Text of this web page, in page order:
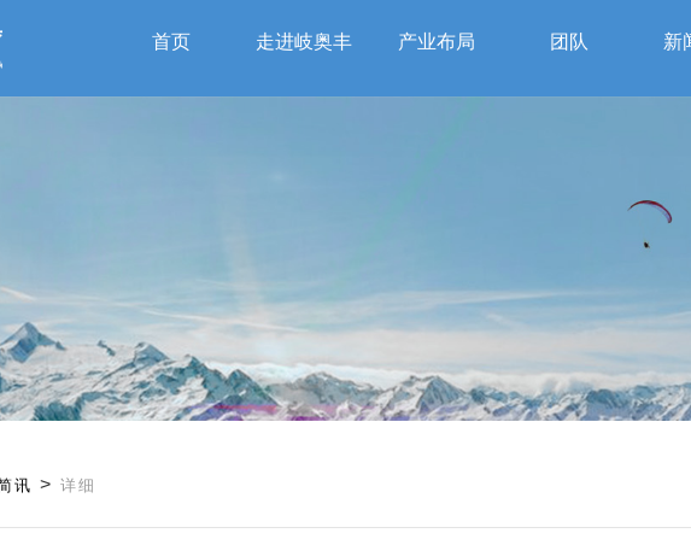
首页 走进岐奥丰 产业布局 团队 新
讯 > 详细